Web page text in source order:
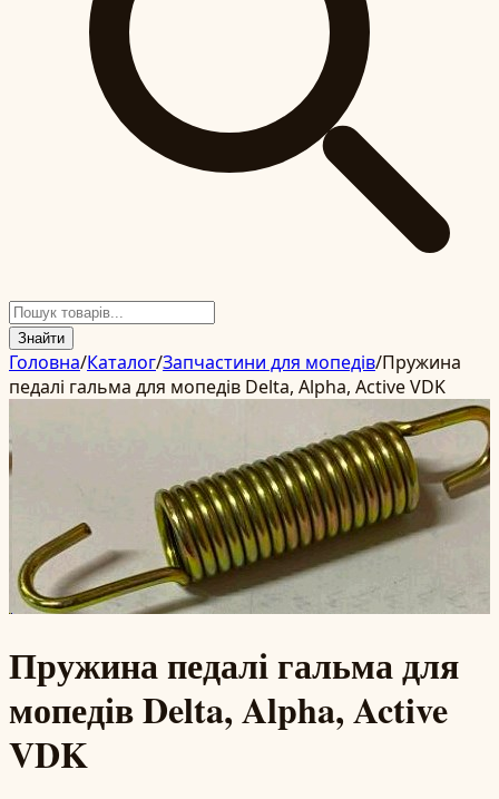
Знайти
Головна/Каталог/Запчастини для мопедів/Пружина
педалі гальма для мопедів Delta, Alpha, Active VDK
Пружина педалі гальма для
мопедів Delta, Alpha, Active
VDK